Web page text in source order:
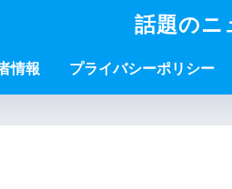
話題のニ
情報 プライバシーポリシー